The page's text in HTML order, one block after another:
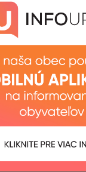
bezodkladne
elektronickej
Slovenskej
kontrolóra je
všetkých
nezískal,
druhé kolo
ktorí získali v
hlasov. V
postupujú všetci